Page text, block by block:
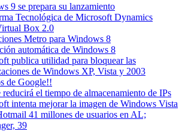
9 se prepara su lanzamiento
Tecnológica de Microsoft Dynamics
Box 2.0
Metro para Windows 8
automática de Windows 8
publica utilidad para bloquear las
de Windows XP, Vista y 2003
de Google!!
el tiempo de almacenamiento de IPs
intenta mejorar la imagen de Windows Vista
41 millones de usuarios en AL;
39